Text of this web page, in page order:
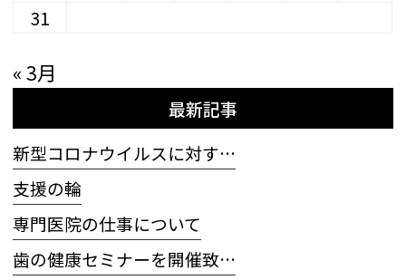
31
« 3月
最新記事
新型コロナウイルスに対す…
支援の輪
専門医院の仕事について
歯の健康セミナーを開催致…